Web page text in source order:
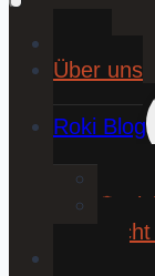
Über uns
Roki Blog
❤️
⚽